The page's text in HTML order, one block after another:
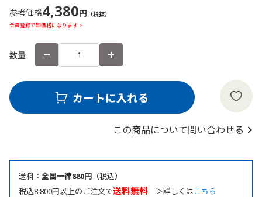
参考価格4,380円 （税抜）
会員登録で卸価格になります >
数量
この商品について問い合わせる
送料： 全国一律880円 （税込）
税込8,800円以上のご注文で送料無料 ＞詳しくはこちら